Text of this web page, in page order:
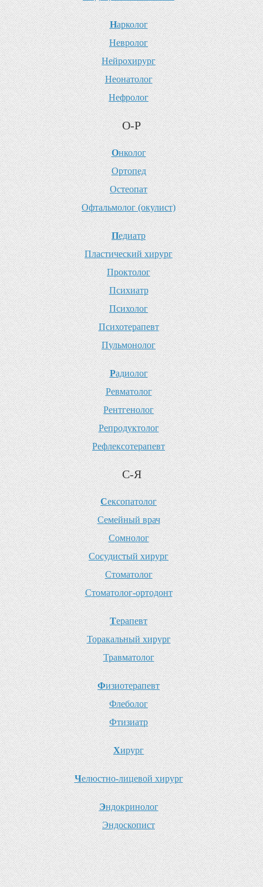
Нарколог
Невролог
Нейрохирург
Неонатолог
Нефролог
О-Р
Онколог
Ортопед
Остеопат
Офтальмолог (окулист)
Педиатр
Пластический хирург
Проктолог
Психиатр
Психолог
Психотерапевт
Пульмонолог
Радиолог
Ревматолог
Рентгенолог
Репродуктолог
Рефлексотерапевт
С-Я
Сексопатолог
Семейный врач
Сомнолог
Сосудистый хирург
Стоматолог
Стоматолог-ортодонт
Терапевт
Торакальный хирург
Травматолог
Физиотерапевт
Флеболог
Фтизиатр
Хирург
Челюстно-лицевой хирург
Эндокринолог
Эндоскопист